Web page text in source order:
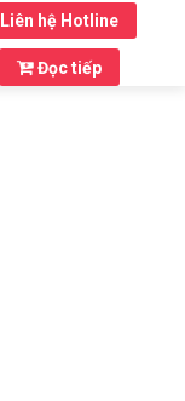
Liên hệ Hotline
Đọc tiếp